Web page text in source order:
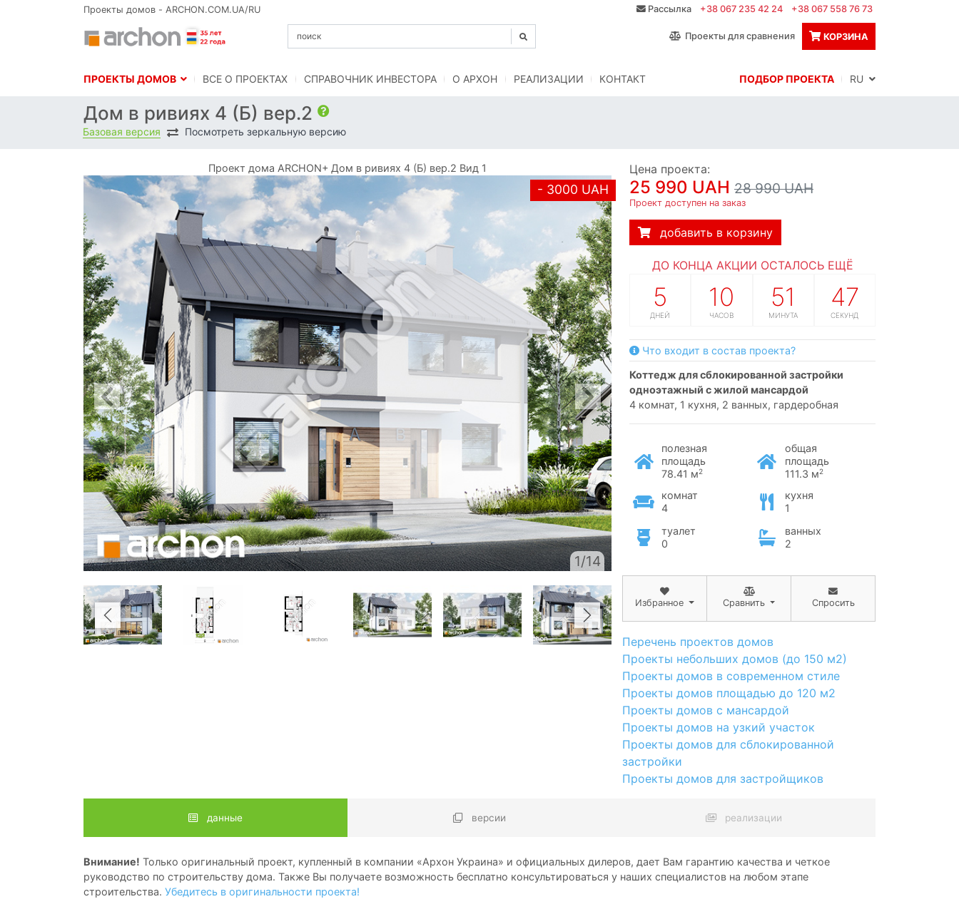
Проекты домов - ARCHON.COM.UA/RU Рассылка +38 067 235 42 24 +38 067 558 76 73
Проекты для сравнения КОРЗИНА
ПРОЕКТЫ ДОМОВ BСЕ О ПРОЕКТАХ СПРАВОЧНИК ИНВЕСТОРА O АРХОН РЕАЛИЗАЦИИ КОНТАКТ ПОДБОР ПРОЕКТА
Дом в ривиях 4 (Б) вер.2
Базовая версия Посмотреть зеркальную версию
Проект дома ARCHON+ Дом в ривиях 4 (Б) вер.2 Вид 1
- 3000 UAH
1/14
Цена проекта:
25 990 UAH 28 990 UAH
Проект доступен на заказ
добавить в корзину
ДО КОНЦА АКЦИИ ОСТАЛОСЬ ЕЩЁ
5
ДНЕЙ
10
ЧАСОВ
51
МИНУТА
46
СЕКУНД
Что входит в состав проекта?
коттедж для сблокированной застройки
одноэтажный с жилой мансардой
4 комнат, 1 кухня, 2 ванных, гардеробная
полезная
площадь
78.41 м2
общая
площадь
111.3 м2
комнат
4
кухня
1
туалет
0
ванных
2
Избранное Сравнить Спросить
Перечень проектов домов
Проекты небольших домов (до 150 м2)
Проекты домов в современном стиле
Проекты домов площадью до 120 м2
Проекты домов с мансардой
Проекты домов на узкий участок
Проекты домов для сблокированной
застройки
Проекты домов для застройщиков
данные версии реализации
Внимание! Только оригинальный проект, купленный в компании «Архон Украина» и официальных дилеров, дает Вам гарантию качества и четкое
руководство по строительству дома. Также Вы получаете возможность бесплатно консультироваться у наших специалистов на любом этапе
строительства. Убедитесь в оригинальности проекта!